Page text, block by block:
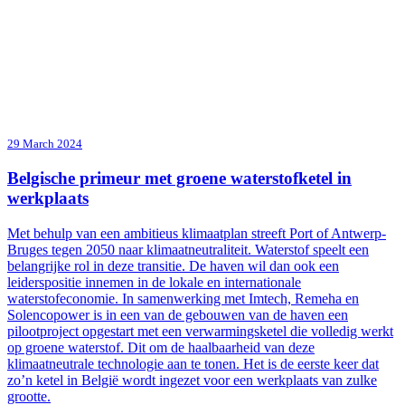
29 March 2024
Belgische primeur met groene waterstofketel in
werkplaats
Met behulp van een ambitieus klimaatplan streeft Port of Antwerp-
Bruges tegen 2050 naar klimaatneutraliteit. Waterstof speelt een
belangrijke rol in deze transitie. De haven wil dan ook een
leiderspositie innemen in de lokale en internationale
waterstofeconomie. In samenwerking met Imtech, Remeha en
Solencopower is in een van de gebouwen van de haven een
pilootproject opgestart met een verwarmingsketel die volledig werkt
op groene waterstof. Dit om de haalbaarheid van deze
klimaatneutrale technologie aan te tonen. Het is de eerste keer dat
zo’n ketel in België wordt ingezet voor een werkplaats van zulke
grootte.